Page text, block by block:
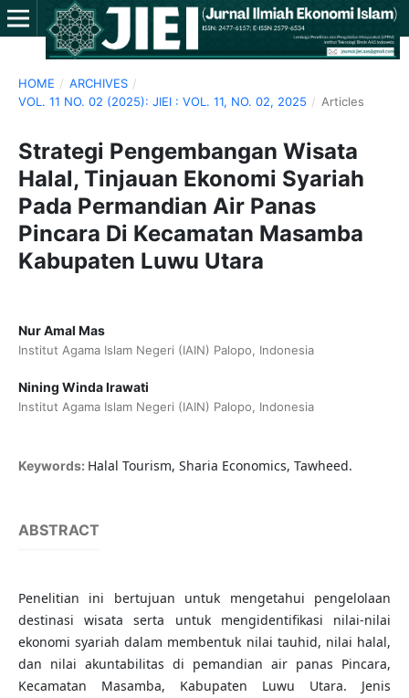
HOME / ARCHIVES /
VOL. 11 NO. 02 (2025): JIEI : VOL. 11, NO. 02, 2025 / Articles
Strategi Pengembangan Wisata
Halal, Tinjauan Ekonomi Syariah
Pada Permandian Air Panas
Pincara Di Kecamatan Masamba
Kabupaten Luwu Utara
Nur Amal Mas
Institut Agama Islam Negeri (IAIN) Palopo, Indonesia
Nining Winda Irawati
Institut Agama Islam Negeri (IAIN) Palopo, Indonesia
Keywords: Halal Tourism, Sharia Economics, Tawheed.
ABSTRACT
Penelitian ini bertujuan untuk mengetahui pengelolaan
destinasi wisata serta untuk mengidentifikasi nilai-nilai
ekonomi syariah dalam membentuk nilai tauhid, nilai halal,
dan nilai akuntabilitas di pemandian air panas Pincara,
Kecamatan Masamba, Kabupaten Luwu Utara. Jenis